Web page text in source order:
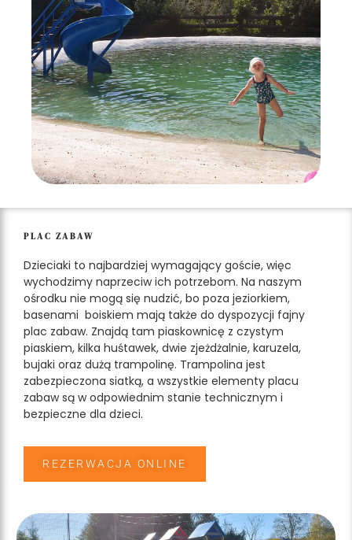
PLAC ZABAW
Dzieciaki to najbardziej wymagający goście, więc
wychodzimy naprzeciw ich potrzebom. Na naszym
ośrodku nie mogą się nudzić, bo poza jeziorkiem,
basenami boiskiem mają także do dyspozycji fajny
plac zabaw. Znajdą tam piaskownicę z czystym
piaskiem, kilka huśtawek, dwie zjeżdżalnie, karuzela,
bujaki oraz dużą trampolinę. Trampolina jest
zabezpieczona siatką, a wszystkie elementy placu
zabaw są w odpowiednim stanie technicznym i
bezpieczne dla dzieci.
REZERWACJA ONLINE